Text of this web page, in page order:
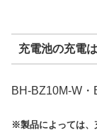
充電池の充電
BH-BZ10M-W
※製品によっては、